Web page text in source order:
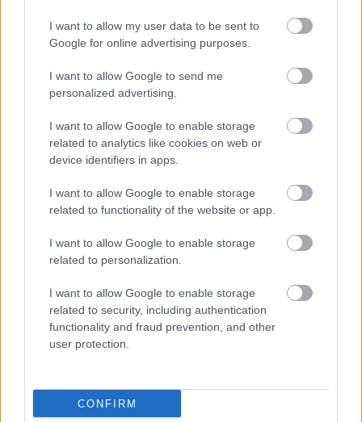
I want to allow my user data to be sent to
Google for online advertising purposes.
I want to allow Google to send me
personalized advertising.
I want to allow Google to enable storage
related to analytics like cookies on web or
device identifiers in apps.
I want to allow Google to enable storage
related to functionality of the website or app.
I want to allow Google to enable storage
related to personalization.
I want to allow Google to enable storage
related to security, including authentication
functionality and fraud prevention, and other
user protection.
CONFIRM
ELLE testira: Najboljše sončne
kreme za obraz, ki izboljšajo videz
kože in ne puščajo belih madežev
sončili? Tu je 5